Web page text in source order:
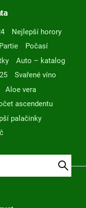
Nejlepší horory
Partie
Počasí
Auto – katalog
Svařené víno
Aloe vera
ascendentu
palačinky